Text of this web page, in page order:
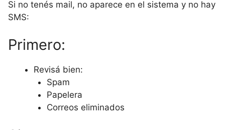
Si no tenés mail, no aparece en el sistema y no hay
SMS:
Primero:
Revisá bien:
Spam
Papelera
Correos eliminados